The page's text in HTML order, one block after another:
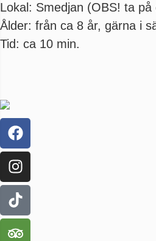
Lokal: Smedjan (OBS! ta
Ålder: från ca 8 år, gärna i
Tid: ca 10 min.